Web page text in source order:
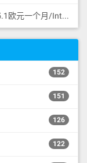
AlexHost 无版权新选择/促销独服优惠码/35.1欧元一个月/Intel I5 CPU/4G DDR3/1TB SATA HDD/无限流量/共享1Gbps/DDoS保护/摩尔多瓦/无版权
152
151
126
122